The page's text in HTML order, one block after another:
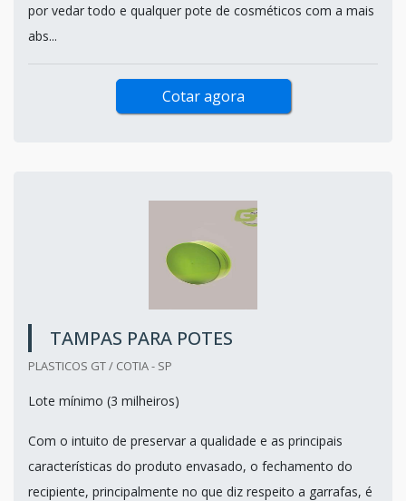
por vedar todo e qualquer pote de cosméticos com a mais
abs...
Cotar agora
TAMPAS PARA POTES
PLASTICOS GT / COTIA - SP
Lote mínimo (3 milheiros)
Com o intuito de preservar a qualidade e as principais
características do produto envasado, o fechamento do
recipiente, principalmente no que diz respeito a garrafas, é